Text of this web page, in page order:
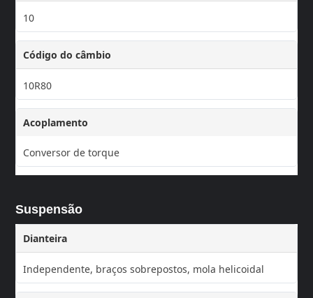
10
Código do câmbio
10R80
Acoplamento
Conversor de torque
Suspensão
Dianteira
Independente, braços sobrepostos, mola helicoidal